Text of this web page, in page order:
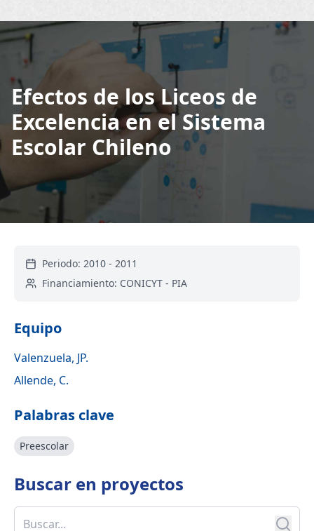
Efectos de los Liceos de
Excelencia en el Sistema
Escolar Chileno
Periodo: 2010 - 2011
Financiamiento: CONICYT - PIA
Equipo
Valenzuela, JP.
Allende, C.
Palabras clave
Preescolar
Buscar en proyectos